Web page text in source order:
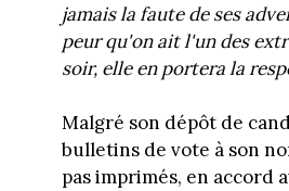
jamais la faute de ses
peur qu'on ait l'un des
soir, elle en portera la
Malgré son dépôt de
bulletins de vote à son
pas imprimés, en accord